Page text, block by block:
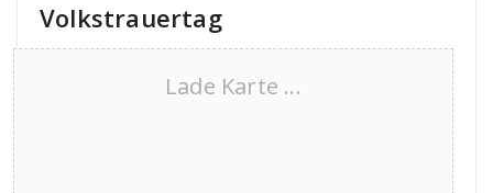
Volkstrauertag
Lade Karte ...